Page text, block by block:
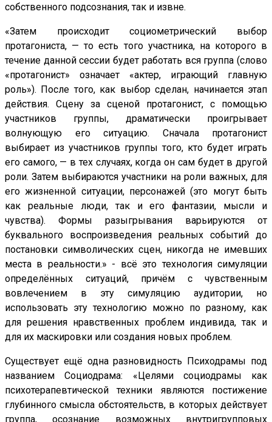
собственного подсознания, так и извне.
«Затем происходит социометрический выбор
протагониста, — то есть того участника, на которого в
течение данной сессии будет работать вся группа (слово
«протагонист» означает «актер, играющий главную
роль»). После того, как выбор сделан, начинается этап
действия. Сцену за сценой протагонист, с помощью
участников группы, драматически проигрывает
волнующую его ситуацию. Сначала протагонист
выбирает из участников группы того, кто будет играть
его самого, — в тех случаях, когда он сам будет в другой
роли. Затем выбираются участники на роли важных, для
его жизненной ситуации, персонажей (это могут быть
как реальные люди, так и его фантазии, мысли и
чувства). Формы разыгрывания варьируются от
буквального воспроизведения реальных событий до
постановки символических сцен, никогда не имевших
места в реальности.» - всё это технология симуляции
определённых ситуаций, причём с чувственным
вовлечением в эту симуляцию аудитории, но
использовать эту технологию можно по разному, как
для решения нравственных проблем индивида, так и
для их маскировки или создания новых проблем.
Существует ещё одна разновидность Психодрамы под
названием Социодрама: «Целями социодрамы как
психотерапевтической техники являются постижение
глубинного смысла обстоятельств, в которых действует
группа, осознание возможных внутригрупповых